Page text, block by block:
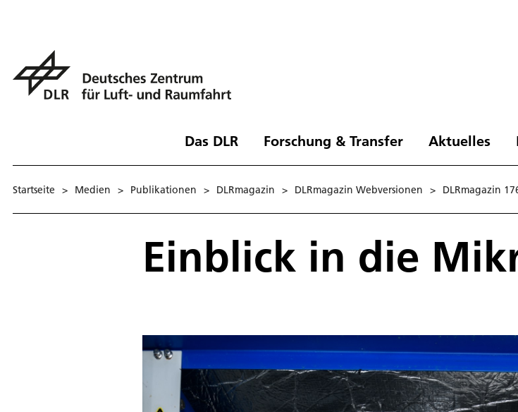
Das DLR Forschung & Transfer Aktuelles
Startseite > Medien > Publikationen > DLRmagazin > DLRmagazin Webversionen > DLRmagazin
Einblick in die